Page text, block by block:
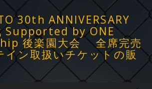
30th ANNIVERSARY
Supported by ONE
後楽園大会 全席完売
イン取扱いチケットの販